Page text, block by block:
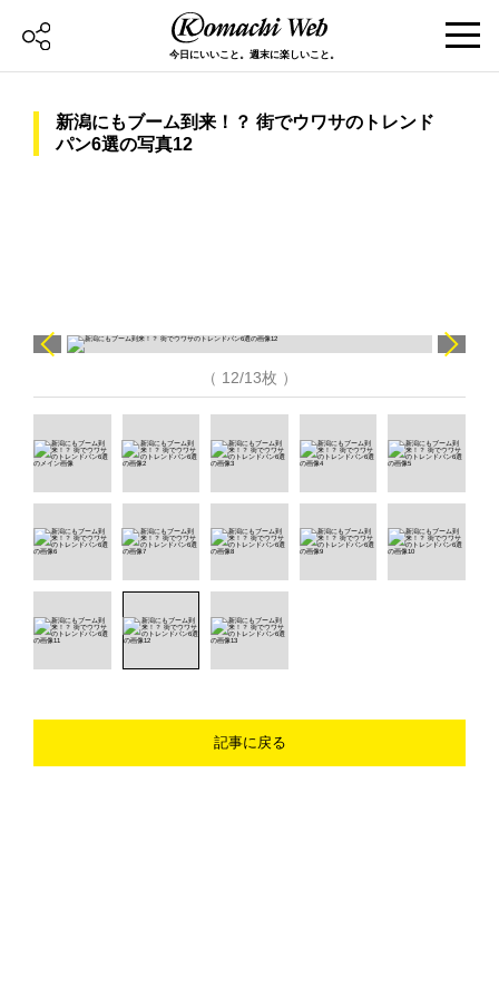
今日にいいこと。週末に楽しいこと。
新潟にもブーム到来！？ 街でウワサのトレンド
パン6選の写真12
（ 12/13枚 ）
記事に戻る